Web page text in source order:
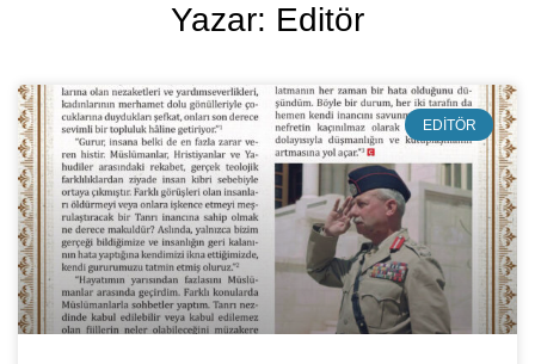
Yazar: Editör
EDITÖR